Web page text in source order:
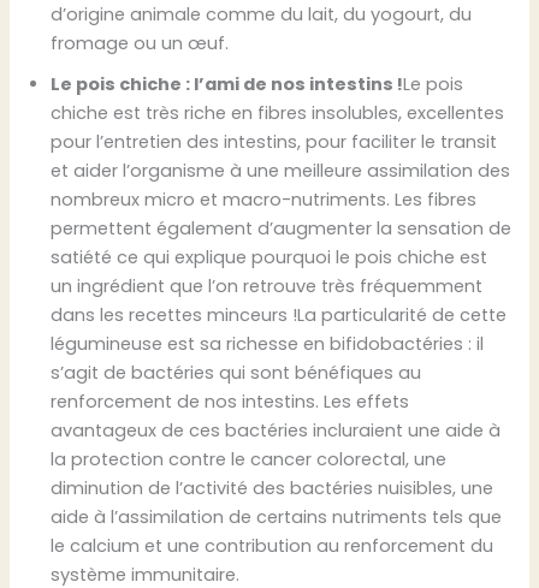
d’origine animale comme du lait, du yogourt, du
fromage ou un œuf.
Le pois chiche : l’ami de nos intestins !Le pois
chiche est très riche en fibres insolubles, excellentes
pour l’entretien des intestins, pour faciliter le transit
et aider l’organisme à une meilleure assimilation des
nombreux micro et macro-nutriments. Les fibres
permettent également d’augmenter la sensation de
satiété ce qui explique pourquoi le pois chiche est
un ingrédient que l’on retrouve très fréquemment
dans les recettes minceurs !La particularité de cette
légumineuse est sa richesse en bifidobactéries : il
s’agit de bactéries qui sont bénéfiques au
renforcement de nos intestins. Les effets
avantageux de ces bactéries incluraient une aide à
la protection contre le cancer colorectal, une
diminution de l’activité des bactéries nuisibles, une
aide à l’assimilation de certains nutriments tels que
le calcium et une contribution au renforcement du
système immunitaire.